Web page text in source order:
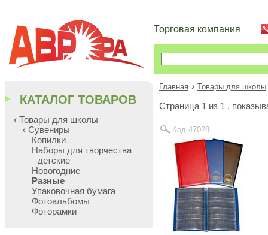
Торговая компания
Главная › Товары для школы
Cтраница 1 из 1 ,
Код 47028
КАТАЛОГ ТОВАРОВ
‹ Товары для школы
‹ Сувениры
Копилки
Наборы для творчества
детские
Новогодние
Разные
Упаковочная бумага
Фотоальбомы
Фоторамки